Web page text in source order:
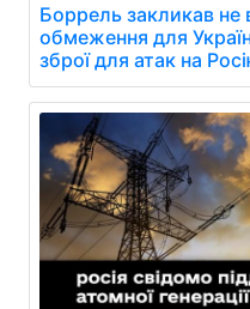
Боррель закликав не
обмеження для
зброї для атак на